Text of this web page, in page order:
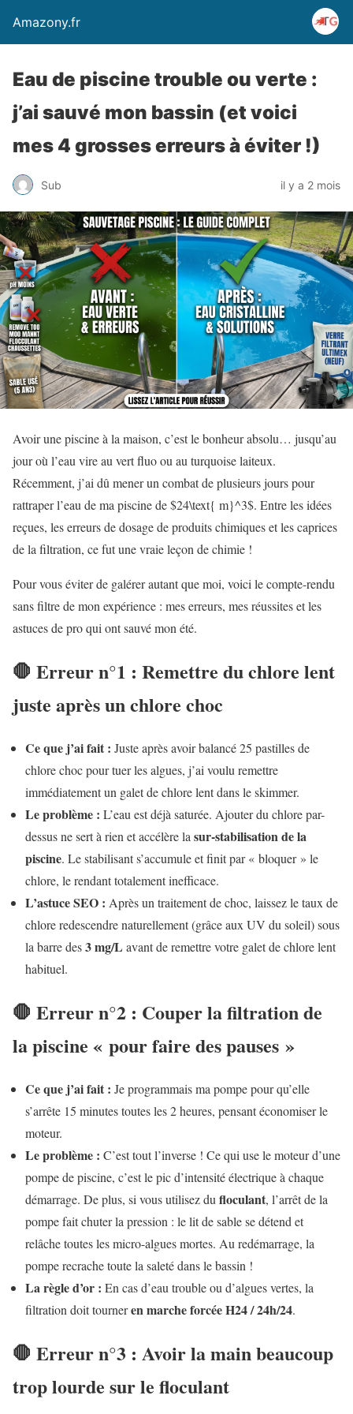
Amazony.fr
Eau de piscine trouble ou verte :
j’ai sauvé mon bassin (et voici
mes 4 grosses erreurs à éviter !)
Sub il y a 2 mois
Avoir une piscine à la maison, c’est le bonheur absolu… jusqu’au
jour où l’eau vire au vert fluo ou au turquoise laiteux.
Récemment, j’ai dû mener un combat de plusieurs jours pour
rattraper l’eau de ma piscine de $24\text{ m}^3$. Entre les idées
reçues, les erreurs de dosage de produits chimiques et les caprices
de la filtration, ce fut une vraie leçon de chimie !
Pour vous éviter de galérer autant que moi, voici le compte-rendu
sans filtre de mon expérience : mes erreurs, mes réussites et les
astuces de pro qui ont sauvé mon été.
🛑 Erreur n°1 : Remettre du chlore lent
juste après un chlore choc
Ce que j’ai fait : Juste après avoir balancé 25 pastilles de
chlore choc pour tuer les algues, j’ai voulu remettre
immédiatement un galet de chlore lent dans le skimmer.
Le problème : L’eau est déjà saturée. Ajouter du chlore par-
dessus ne sert à rien et accélère la sur-stabilisation de la
piscine. Le stabilisant s’accumule et finit par « bloquer » le
chlore, le rendant totalement inefficace.
L’astuce SEO : Après un traitement de choc, laissez le taux de
chlore redescendre naturellement (grâce aux UV du soleil) sous
la barre des3 mg/L avant de remettre votre galet de chlore lent
habituel.
🛑 Erreur n°2 : Couper la filtration de
la piscine « pour faire des pauses »
Ce que j’ai fait : Je programmais ma pompe pour qu’elle
s’arrête 15 minutes toutes les 2 heures, pensant économiser le
moteur.
Le problème : C’est tout l’inverse ! Ce qui use le moteur d’une
pompe de piscine, c’est le pic d’intensité électrique à chaque
démarrage. De plus, si vous utilisez du floculant, l’arrêt de la
pompe fait chuter la pression : le lit de sable se détend et
relâche toutes les micro-algues mortes. Au redémarrage, la
pompe recrache toute la saleté dans le bassin !
La règle d’or : En cas d’eau trouble ou d’algues vertes, la
filtration doit tourneren marche forcée H24 / 24h/24.
🛑 Erreur n°3 : Avoir la main beaucoup
trop lourde sur le floculant